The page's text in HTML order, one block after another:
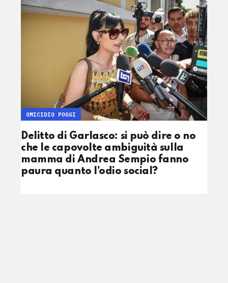
Delitto di Garlasco: si può dire o no
che le capovolte ambiguità sulla
mamma di Andrea Sempio fanno
paura quanto l’odio social?
OMICIDIO POGGI